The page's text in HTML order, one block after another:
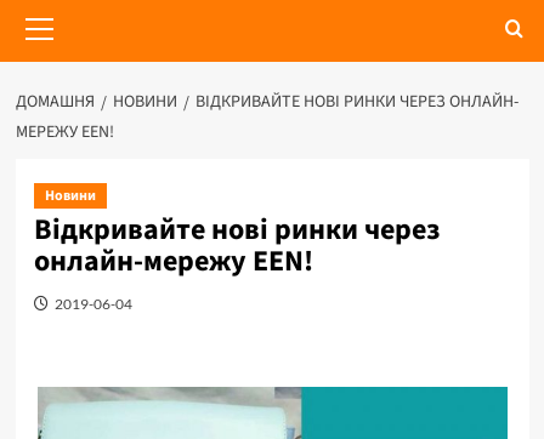
меню
ДОМАШНЯ НОВИНИ
ВІДКРИВАЙТЕ НОВІ РИНКИ ЧЕРЕЗ ОНЛАЙН-
МЕРЕЖУ EEN!
Новини
Відкривайте нові ринки через
онлайн-мережу EEN!
2019-06-04